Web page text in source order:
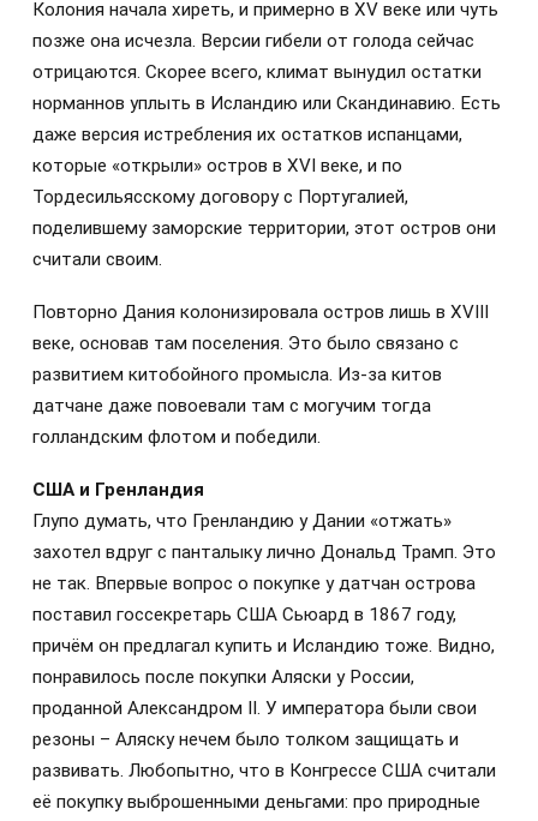
Колония начала хиреть, и примерно в XV веке или чуть
позже она исчезла. Версии гибели от голода сейчас
отрицаются. Скорее всего, климат вынудил остатки
норманнов уплыть в Исландию или Скандинавию. Есть
даже версия истребления их остатков испанцами,
которые «открыли» остров в XVI веке, и по
Тордесильясскому договору с Португалией,
поделившему заморские территории, этот остров они
считали своим.
Повторно Дания колонизировала остров лишь в XVIII
веке, основав там поселения. Это было связано с
развитием китобойного промысла. Из-за китов
датчане даже повоевали там с могучим тогда
голландским флотом и победили.
США и Гренландия
Глупо думать, что Гренландию у Дании «отжать»
захотел вдруг с панталыку лично Дональд Трамп. Это
не так. Впервые вопрос о покупке у датчан острова
поставил госсекретарь США Сьюард в 1867 году,
причём он предлагал купить и Исландию тоже. Видно,
понравилось после покупки Аляски у России,
проданной Александром II. У императора были свои
резоны – Аляску нечем было толком защищать и
развивать. Любопытно, что в Конгрессе США считали
её покупку выброшенными деньгами: про природные